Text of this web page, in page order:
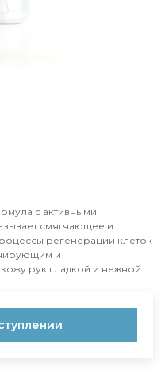
с активными
смягчающее и
регенерации клеток
и
рук гладкой и нежной.